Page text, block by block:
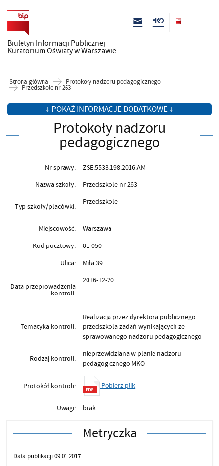
Biuletyn Informacji Publicznej
Kuratorium Oświaty w Warszawie
Strona główna Protokoły nadzoru pedagogicznego
Przedszkole nr 263
↓ POKAŻ INFORMACJE DODATKOWE ↓
Protokoły nadzoru
pedagogicznego
Nr sprawy:
ZSE.5533.198.2016.AM
Nazwa szkoły:
Przedszkole nr 263
Typ szkoły/placówki:
Przedszkole
Miejscowość:
Warszawa
Kod pocztowy:
01-050
Ulica:
Miła 39
Data przeprowadzenia
kontroli:
2016-12-20
Tematyka kontroli:
Realizacja przez dyrektora publicznego
przedszkola zadań wynikających ze
sprawowanego nadzoru pedagogicznego
Rodzaj kontroli:
nieprzewidziana w planie nadzoru
pedagogicznego MKO
Protokół kontroli: Pobierz plik
Uwagi: brak
Metryczka
Data publikacji 09.01.2017